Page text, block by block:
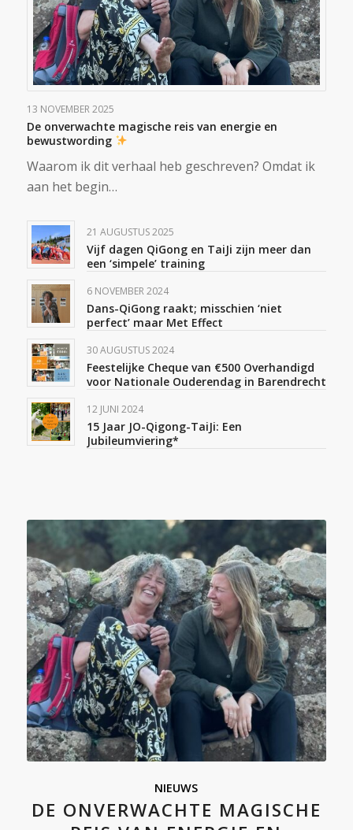
13 NOVEMBER 2025
De onverwachte magische reis van energie en
bewustwording
Waarom ik dit verhaal heb geschreven? Omdat ik
aan het begin…
21 AUGUSTUS 2025
Vijf dagen QiGong en TaiJi zijn meer dan
een ‘simpele’ training
6 NOVEMBER 2024
Dans-QiGong raakt; misschien ‘niet
perfect’ maar Met Effect
30 AUGUSTUS 2024
Feestelijke Cheque van €500 Overhandigd
voor Nationale Ouderendag in Barendrecht
12 JUNI 2024
15 Jaar JO-Qigong-TaiJi: Een
Jubileumviering*
NIEUWS
DE ONVERWACHTE MAGISCHE